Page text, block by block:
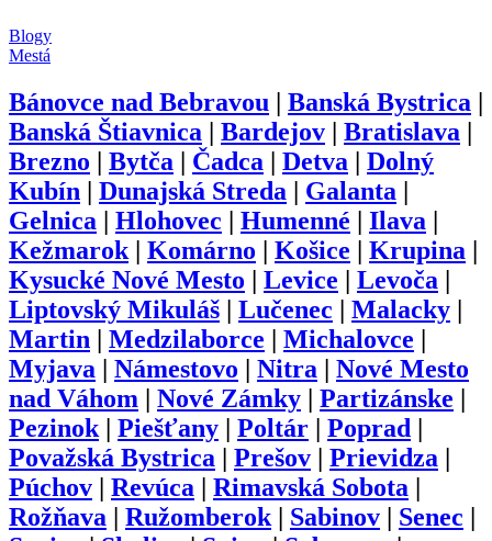
Blogy
Mestá
Bánovce nad Bebravou | Banská Bystrica |
Banská Štiavnica | Bardejov | Bratislava |
Brezno | Bytča | Čadca | Detva | Dolný
Kubín | Dunajská Streda | Galanta |
Gelnica | Hlohovec | Humenné | Ilava |
Kežmarok | Komárno | Košice | Krupina |
Kysucké Nové Mesto | Levice | Levoča |
Liptovský Mikuláš | Lučenec | Malacky |
Martin | Medzilaborce | Michalovce |
Myjava | Námestovo | Nitra | Nové Mesto
nad Váhom | Nové Zámky | Partizánske |
Pezinok | Piešťany | Poltár | Poprad |
Považská Bystrica | Prešov | Prievidza |
Púchov | Revúca | Rimavská Sobota |
Rožňava | Ružomberok | Sabinov | Senec |